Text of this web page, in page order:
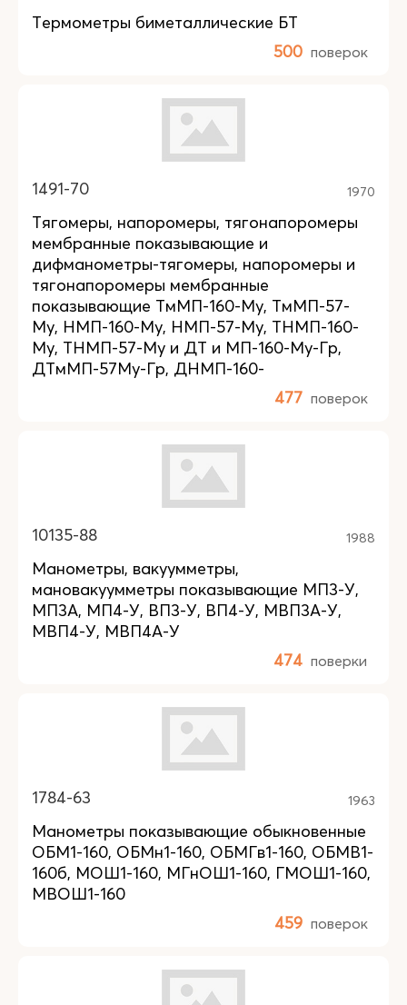
Термометры биметаллические БТ
500 поверок
1491-70 1970
Тягомеры, напоромеры, тягонапоромеры
мембранные показывающие и
дифманометры-тягомеры, напоромеры и
тягонапоромеры мембранные
показывающие ТмМП-160-Му, ТмМП-57-
Му, НМП-160-Му, НМП-57-Му, ТНМП-160-
Му, ТНМП-57-Му и ДТ и МП-160-Му-Гр,
ДТмМП-57Му-Гр, ДНМП-160-
477 поверок
10135-88 1988
Манометры, вакуумметры,
мановакуумметры показывающие МП3-У,
МП3А, МП4-У, ВП3-У, ВП4-У, МВП3А-У,
МВП4-У, МВП4А-У
474 поверки
1784-63 1963
Манометры показывающие обыкновенные
ОБМ1-160, ОБМн1-160, ОБМГв1-160, ОБМВ1-
160б, МОШ1-160, МГнОШ1-160, ГМОШ1-160,
МВОШ1-160
459 поверок